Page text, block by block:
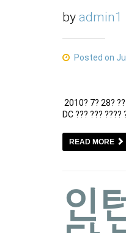
by admin1
Posted on
2010? 7? 28?
DC ??? ??? ????
READ MORE
인